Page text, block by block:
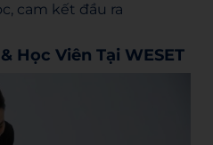
cam kết đầu ra
Học Viên Tại WESET